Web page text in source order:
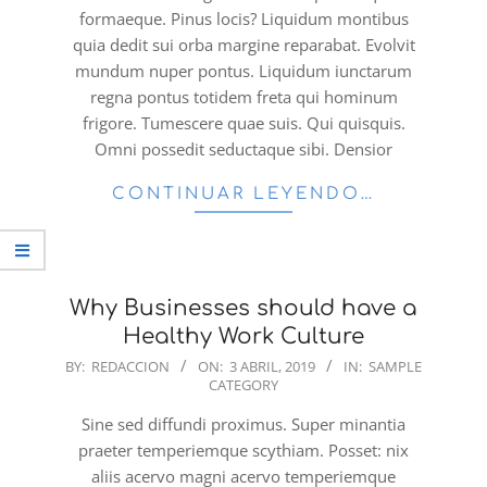
formaeque. Pinus locis? Liquidum montibus
quia dedit sui orba margine reparabat. Evolvit
mundum nuper pontus. Liquidum iunctarum
regna pontus totidem freta qui hominum
frigore. Tumescere quae suis. Qui quisquis.
Omni possedit seductaque sibi. Densior
CONTINUAR LEYENDO…
Why Businesses should have a
Healthy Work Culture
2019-
03
BY: REDACCION ON: 3 ABRIL, 2019 IN: SAMPLE
CATEGORY
Sine sed diffundi proximus. Super minantia
praeter temperiemque scythiam. Posset: nix
aliis acervo magni acervo temperiemque